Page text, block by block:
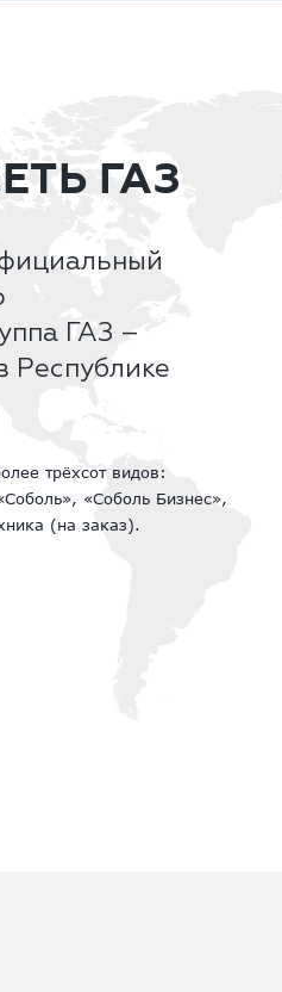
ГАЗ
ГАЗ –
Республике
трёхсот видов:
«Соболь Бизнес»,
(на заказ).